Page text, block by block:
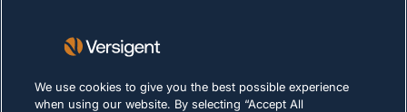
We use cookies to give you the best possible experience
when using our website. By selecting “Accept All